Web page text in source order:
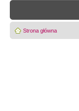
Strona główna